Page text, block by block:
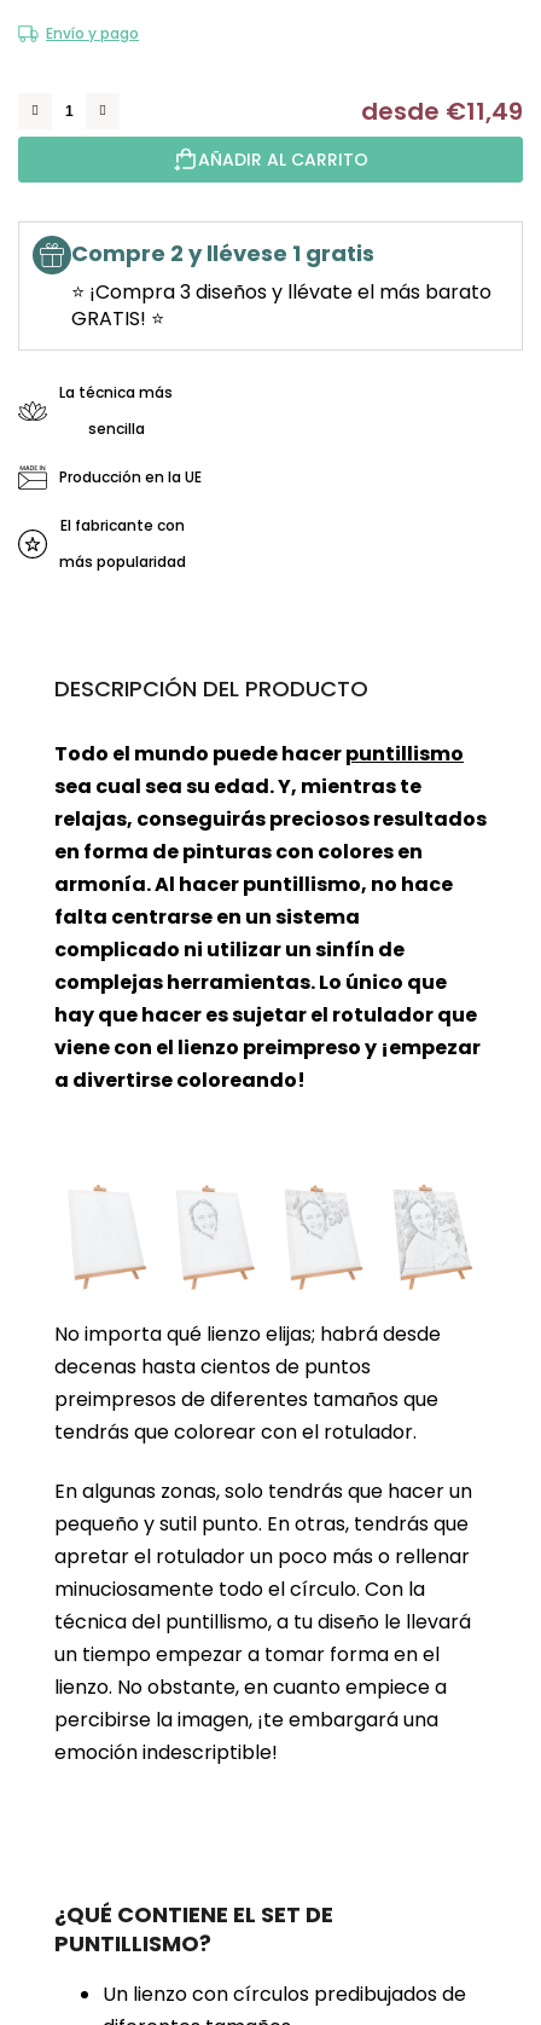
Envío y pago
desde €11,49
AÑADIR AL CARRITO
Compre 2 y llévese 1 gratis
⭐ ¡Compra 3 diseños y llévate el más barato
GRATIS! ⭐
La técnica más
sencilla
Producción en la UE
El fabricante con
más popularidad
DESCRIPCIÓN DEL PRODUCTO
Todo el mundo puede hacerpuntillismo
sea cual sea su edad. Y, mientras te
relajas, conseguirás preciosos resultados
en forma de pinturas con colores en
armonía. Al hacer puntillismo, no hace
falta centrarse en un sistema
complicado ni utilizar un sinfín de
complejas herramientas. Lo único que
hay que hacer es sujetar el rotulador que
viene con el lienzo preimpreso y ¡empezar
a divertirse coloreando!
No importa qué lienzo elijas; habrá desde
decenas hasta cientos de puntos
preimpresos de diferentes tamaños que
tendrás que colorear con el rotulador.
En algunas zonas, solo tendrás que hacer un
pequeño y sutil punto. En otras, tendrás que
apretar el rotulador un poco más o rellenar
minuciosamente todo el círculo. Con la
técnica del puntillismo, a tu diseño le llevará
un tiempo empezar a tomar forma en el
lienzo. No obstante, en cuanto empiece a
percibirse la imagen, ¡te embargará una
emoción indescriptible!
¿QUÉ CONTIENE EL SET DE
PUNTILLISMO?
Un lienzo con círculos predibujados de